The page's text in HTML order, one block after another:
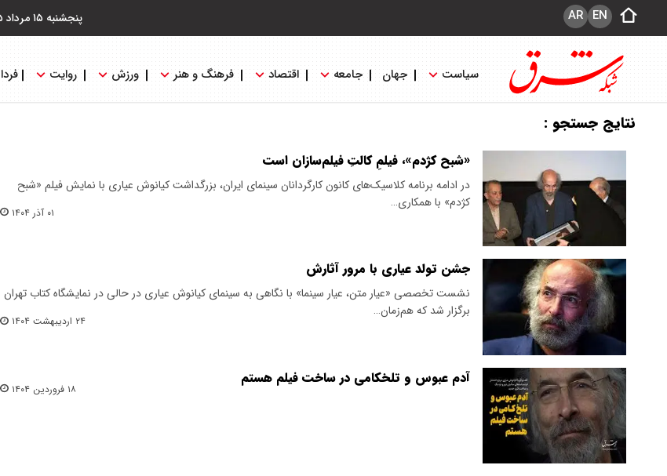
پنجشنبه ۱۵ مرداد ۱۴۰۵ EN
AR
سیاست جهان جامعه اقتصاد فرهنگ و هنر ورزش روایت فردا
نتایج جستجو :
«شبح کژدم»، فیلمِ کالتِ فیلم‌سازان است
در ادامه برنامه کلاسیک‌های کانون کارگردانان سینمای ایران، بزرگداشت کیانوش عیاری با نمایش فیلم «شبح
کژدم» با همکاری…
۰۱ آذر ۱۴۰۴
جشن تولد عیاری با مرور آثارش
نشست تخصصی «عیار متن، عیار سینما» با نگاهی به سینمای کیانوش عیاری در حالی در نمایشگاه کتاب تهران
برگزار شد که هم‌زمان…
۲۴ اردیبهشت ۱۴۰۴
آدم عبوس و تلخکامی در ساخت فیلم هستم
۱۸ فروردین ۱۴۰۴